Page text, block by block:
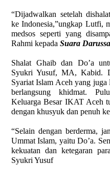
“Dijadwalkan setelah
ke Indonesia,”ungkap Lutfi,
medsos seperti yang
Rahmi kepada Suara
Shalat Ghaib dan Do’a
Syukri Yusuf, MA, Kabid.
Syariat Islam Aceh yang
berlangsung khidmat.
Keluarga Besar IKAT Aceh
dengan khusyuk dan penuh
“Selain dengan berderma,
Ummat Islam, yaitu Do’a.
kekuatan dan ketegaran
Syukri Yusuf